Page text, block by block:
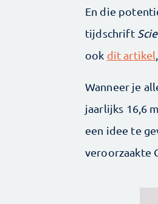
En die
tijdschrift
ook dit artikel
Wanneer je
jaarlijks 16,6
een idee te
veroorzaakte